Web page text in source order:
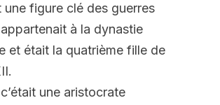
une figure clé des guerres
à la dynastie
et était la quatrième fille de
une aristocrate